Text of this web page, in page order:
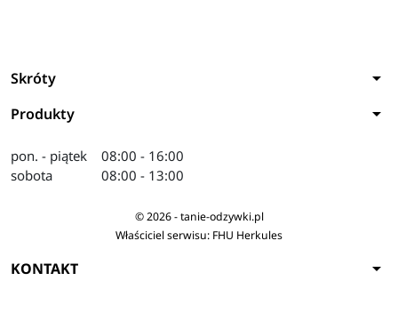
Skróty arrow_drop_down
Produkty arrow_drop_down
pon. - piątek
sobota
08:00 - 16:00
08:00 - 13:00
© 2026 - tanie-odzywki.pl
Właściciel serwisu: FHU Herkules
KONTAKT arrow_drop_down